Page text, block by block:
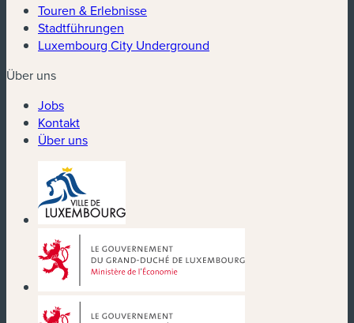
Touren & Erlebnisse
Stadtführungen
Luxembourg City Underground
Über uns
Jobs
Kontakt
Über uns